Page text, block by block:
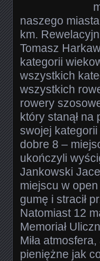
naszego
km.
Tomasz
kategorii
wszystkich
wszystkich
rowery
który stanął na
swojej
dobre 8 –
ukończyli
Jankowski
miejscu w open
gumę i stracił
Natomiast 12
Memoriał
Miła
pieniężne jak